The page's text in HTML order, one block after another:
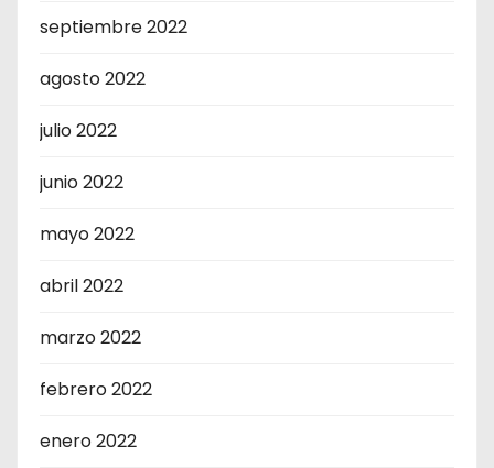
septiembre 2022
agosto 2022
julio 2022
junio 2022
mayo 2022
abril 2022
marzo 2022
febrero 2022
enero 2022